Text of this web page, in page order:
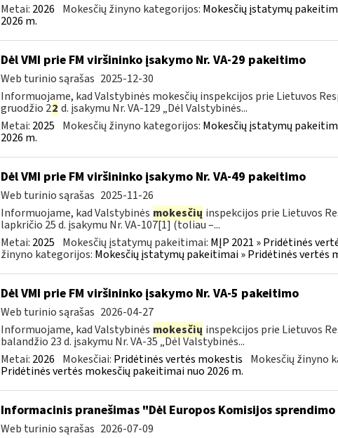
Metai: 2026 Mokesčių žinyno kategorijos: Mokesčių įstatymų
2026 m.
Dėl VMI prie FM viršininko įsakymo Nr. VA-29 pakeitimo
Web turinio sąrašas 2025-12-30
Informuojame, kad Valstybinės mokesčių inspekcijos prie Lietuvos
gruodžio 22 d. įsakymu Nr. VA-129 „Dėl Valstybinės...
Metai: 2025 Mokesčių žinyno kategorijos: Mokesčių įstatymų
2026 m.
Dėl VMI prie FM viršininko įsakymo Nr. VA-49 pakeitimo
Web turinio sąrašas 2025-11-26
Informuojame, kad Valstybinės mokesčių inspekcijos prie Lietuvos
lapkričio 25 d. įsakymu Nr. VA-107[1] (toliau –...
Metai: 2025 Mokesčių įstatymų pakeitimai: MĮP 2021 » Pridėtinės
žinyno kategorijos: Mokesčių įstatymų pakeitimai » Pridėtinės vertės
Dėl VMI prie FM viršininko įsakymo Nr. VA-5 pakeitimo
Web turinio sąrašas 2026-04-27
Informuojame, kad Valstybinės mokesčių inspekcijos prie Lietuvos
balandžio 23 d. įsakymu Nr. VA-35 „Dėl Valstybinės...
Metai: 2026 Mokesčiai: Pridėtinės vertės mokestis Mokesčių žinyno
Pridėtinės vertės mokesčių pakeitimai nuo 2026 m.
Informacinis pranešimas "Dėl Europos Komisijos
Web turinio sąrašas 2026-07-09